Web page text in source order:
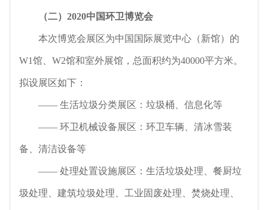
（二）2020中国环卫博览会
本次博览会展区为中国国际展览中心（新馆）的
W1馆、W2馆和室外展馆，总面积约为40000平方米。
拟设展区如下：
—— 生活垃圾分类展区：垃圾桶、信息化等
—— 环卫机械设备展区：环卫车辆、清冰雪装
备、清洁设备等
—— 处理处置设施展区：生活垃圾处理、餐厨垃
圾处理、建筑垃圾处理、工业固废处理、焚烧处理、